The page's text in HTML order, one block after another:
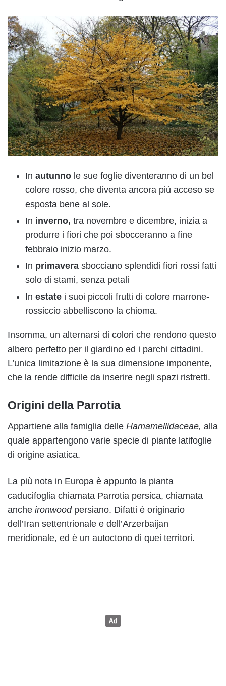
In autunno le sue foglie diventeranno di un bel
colore rosso, che diventa ancora più acceso se
esposta bene al sole.
In inverno, tra novembre e dicembre, inizia a
produrre i fiori che poi sbocceranno a fine
febbraio inizio marzo.
In primavera sbocciano splendidi fiori rossi fatti
solo di stami, senza petali
In estate i suoi piccoli frutti di colore marrone-
rossiccio abbelliscono la chioma.
Insomma, un alternarsi di colori che rendono questo
albero perfetto per il giardino ed i parchi cittadini.
L’unica limitazione è la sua dimensione imponente,
che la rende difficile da inserire negli spazi ristretti.
Origini della Parrotia
Appartiene alla famiglia delle Hamamellidaceae, alla
quale appartengono varie specie di piante latifoglie
di origine asiatica.
La più nota in Europa è appunto la pianta
caducifoglia chiamata Parrotia persica, chiamata
anche ironwoodpersiano. Difatti è originario
dell’Iran settentrionale e dell’Arzerbaijan
meridionale, ed è un autoctono di quei territori.